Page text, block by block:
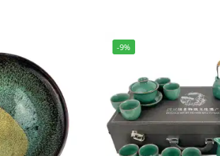
-9%